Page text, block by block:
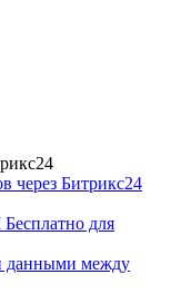
через Битрикс24
Бесплатно для
данными между